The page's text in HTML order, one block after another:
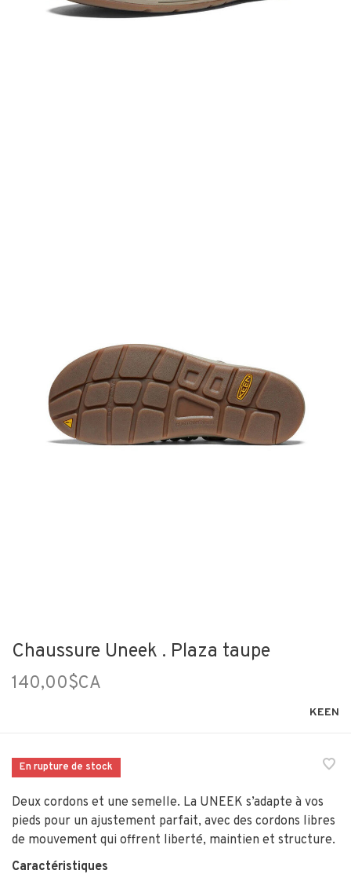
Chaussure Uneek . Plaza taupe
140,00$CA
KEEN
En rupture de stock
Deux cordons et une semelle. La UNEEK s’adapte à vos
pieds pour un ajustement parfait, avec des cordons libres
de mouvement qui offrent liberté, maintien et structure.
Caractéristiques